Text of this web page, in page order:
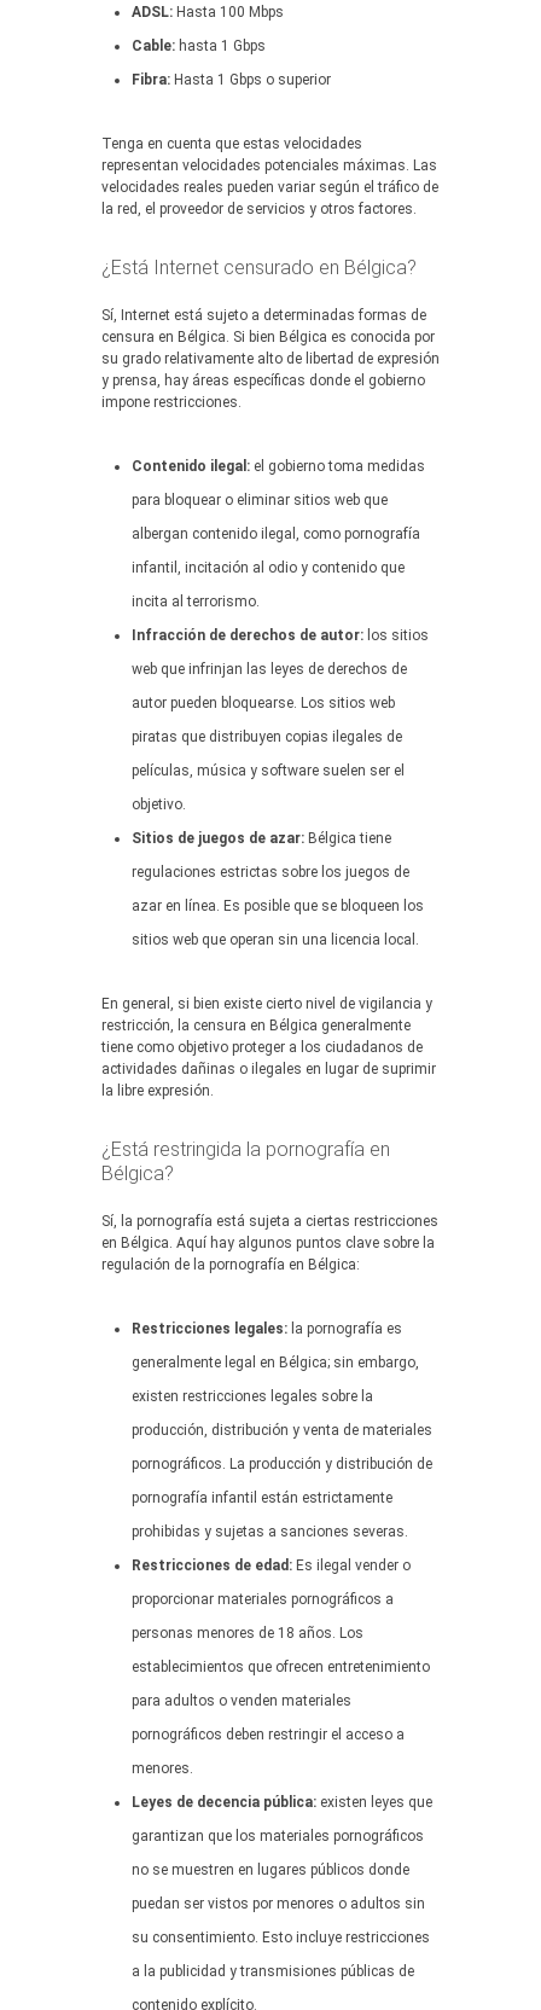
ADSL: Hasta 100 Mbps
Cable: hasta 1 Gbps
Fibra: Hasta 1 Gbps o superior
Tenga en cuenta que estas velocidades
representan velocidades potenciales máximas. Las
velocidades reales pueden variar según el tráfico de
la red, el proveedor de servicios y otros factores.
¿Está Internet censurado en Bélgica?
Sí, Internet está sujeto a determinadas formas de
censura en Bélgica. Si bien Bélgica es conocida por
su grado relativamente alto de libertad de expresión
y prensa, hay áreas específicas donde el gobierno
impone restricciones.
Contenido ilegal: el gobierno toma medidas
para bloquear o eliminar sitios web que
albergan contenido ilegal, como pornografía
infantil, incitación al odio y contenido que
incita al terrorismo.
Infracción de derechos de autor: los sitios
web que infrinjan las leyes de derechos de
autor pueden bloquearse. Los sitios web
piratas que distribuyen copias ilegales de
películas, música y software suelen ser el
objetivo.
Sitios de juegos de azar: Bélgica tiene
regulaciones estrictas sobre los juegos de
azar en línea. Es posible que se bloqueen los
sitios web que operan sin una licencia local.
En general, si bien existe cierto nivel de vigilancia y
restricción, la censura en Bélgica generalmente
tiene como objetivo proteger a los ciudadanos de
actividades dañinas o ilegales en lugar de suprimir
la libre expresión.
¿Está restringida la pornografía en
Bélgica?
Sí, la pornografía está sujeta a ciertas restricciones
en Bélgica. Aquí hay algunos puntos clave sobre la
regulación de la pornografía en Bélgica:
Restricciones legales: la pornografía es
generalmente legal en Bélgica; sin embargo,
existen restricciones legales sobre la
producción, distribución y venta de materiales
pornográficos. La producción y distribución de
pornografía infantil están estrictamente
prohibidas y sujetas a sanciones severas.
Restricciones de edad: Es ilegal vender o
proporcionar materiales pornográficos a
personas menores de 18 años. Los
establecimientos que ofrecen entretenimiento
para adultos o venden materiales
pornográficos deben restringir el acceso a
menores.
Leyes de decencia pública: existen leyes que
garantizan que los materiales pornográficos
no se muestren en lugares públicos donde
puedan ser vistos por menores o adultos sin
su consentimiento. Esto incluye restricciones
a la publicidad y transmisiones públicas de
contenido explícito.